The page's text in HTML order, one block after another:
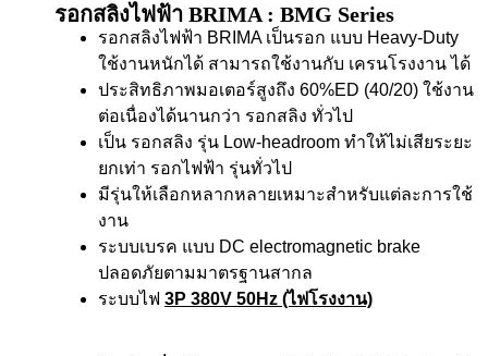
รอกสลิงไฟฟ้า BRIMA : BMG Series
รอกสลิงไฟฟ้า BRIMA เป็นรอก แบบ Heavy-Duty
ใช้งานหนักได้ สามารถใช้งานกับ เครนโรงงาน ได้
ประสิทธิภาพมอเตอร์สูงถึง 60%ED (40/20) ใช้งาน
ต่อเนื่องได้นานกว่า รอกสลิง ทั่วไป
เป็น รอกสลิง รุ่น Low-headroom ทำให้ไม่เสียระยะ
ยกเท่า รอกไฟฟ้า รุ่นทั่วไป
มีรุ่นให้เลือกหลากหลายเหมาะสำหรับแต่ละการใช้
งาน
ระบบเบรค แบบ DC electromagnetic brake
ปลอดภัยตามมาตรฐานสากล
ระบบไฟ 3P 380V 50Hz (ไฟโรงงาน)